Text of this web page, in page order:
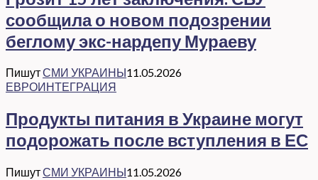
сообщила о новом подозрении
беглому экс-нардепу Мураеву
ПишутСМИ УКРАИНЫ11.05.2026
ЕВРОИНТЕГРАЦИЯ
Продукты питания в Украине могут
подорожать после вступления в ЕС
ПишутСМИ УКРАИНЫ11.05.2026